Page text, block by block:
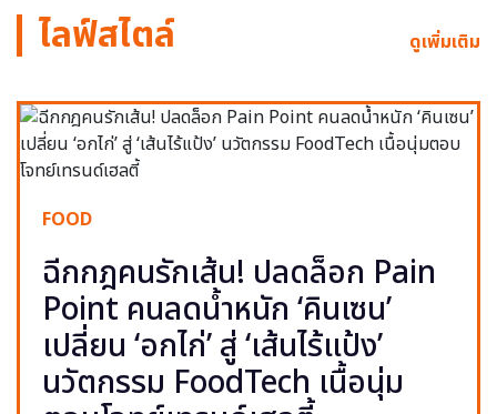
ไลฟ์สไตล์ ดูเพิ่มเติม
FOOD
ฉีกกฎคนรักเส้น! ปลดล็อก Pain
Point คนลดน้ำหนัก ‘คินเซน’
เปลี่ยน ‘อกไก่’ สู่ ‘เส้นไร้แป้ง’
นวัตกรรม FoodTech เนื้อนุ่ม